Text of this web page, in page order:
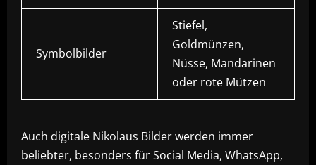
Symbolbilder
Stiefel,
Goldmünzen,
Nüsse, Mandarinen
oder rote Mützen
Auch digitale Nikolaus Bilder werden immer
beliebter, besonders für Social Media, WhatsApp,